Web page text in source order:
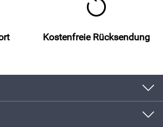
Kostenfreie Rücksendung
direkt vom Hersteller